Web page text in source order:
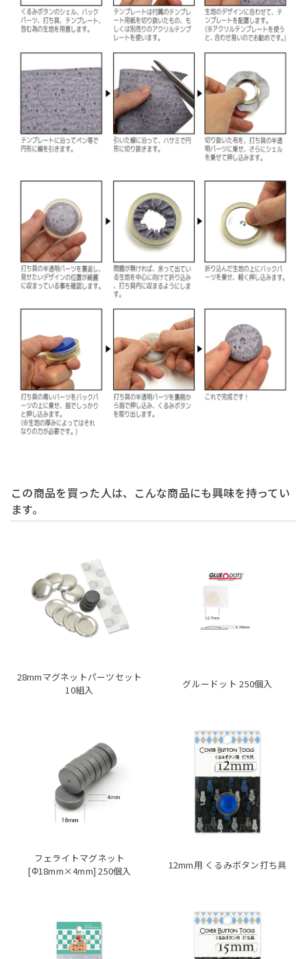
この商品を買った人は、こんな商品にも興味を持ってい
ます。
28mmマグネットパーツセット
10組入
グルードット 250個入
フェライトマグネット
[Φ18mm×4mm] 250個入
12mm用 くるみボタン打ち具